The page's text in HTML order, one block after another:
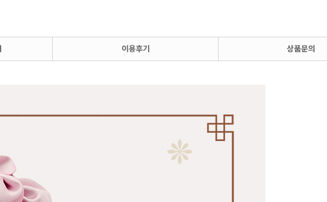
이용후기 상품문의